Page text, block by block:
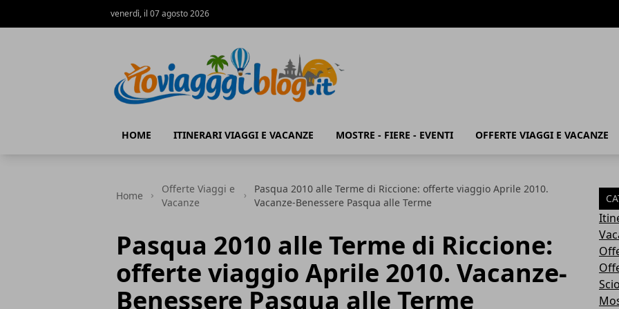
venerdì, il 07 agosto 2026
HOME ITINERARI VIAGGI E VACANZE MOSTRE - FIERE - EVENTI OFFERTE VIAGGI E VACANZE
Home
Offerte Viaggi e
Vacanze
Pasqua 2010 alle Terme di Riccione: offerte viaggio Aprile 2010.
Vacanze-Benessere Pasqua alle Terme
Pasqua 2010 alle Terme di Riccione:
offerte viaggio Aprile 2010. Vacanze-
Benessere Pasqua alle Terme